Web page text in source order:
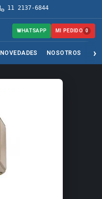
11 2137-6844
NOVEDADES NOSOTROS
WHATSAPP MI PEDIDO 0